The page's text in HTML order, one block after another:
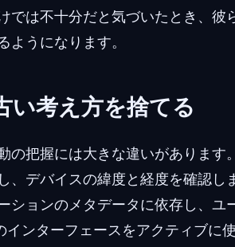
では不十分だと気づいたとき、彼
ようになります。
い考え方を捨てる
の把握には大きな違いがあります
、デバイスの緯度と経度を確認し
ションのメタデータに依存し、ユ
インターフェースをアクティブに